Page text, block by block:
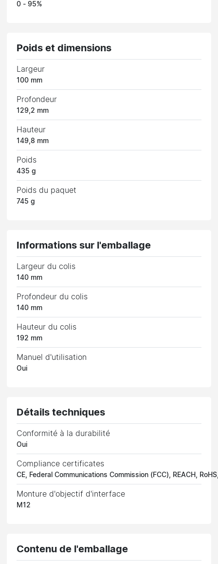
0 - 95%
Poids et dimensions
Largeur
100 mm
Profondeur
129,2 mm
Hauteur
149,8 mm
Poids
435 g
Poids du paquet
745 g
Informations sur l'emballage
Largeur du colis
140 mm
Profondeur du colis
140 mm
Hauteur du colis
192 mm
Manuel d'utilisation
Oui
Détails techniques
Conformité à la durabilité
Oui
Compliance certificates
CE, Federal Communications Commission (FCC), REACH,
Monture d'objectif d'interface
M12
Contenu de l'emballage